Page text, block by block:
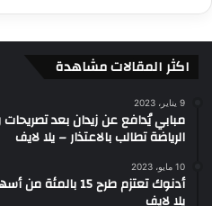
اكثر المقالات مشاهدة
9 يناير، 2023
مبابي يُدافع عن زيدان بعد
الرياضة تطالب بالاعتذار – يلا لايف
10 مايو، 2023
أدنوك تعتزم طرح